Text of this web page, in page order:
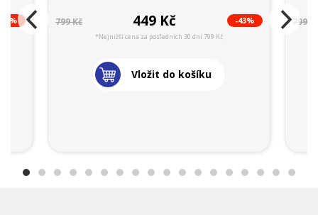
799 Kč 449 Kč -43%
*Nejnižší cena za posledních 30 dní 799 Kč
Vložit do košíku
799